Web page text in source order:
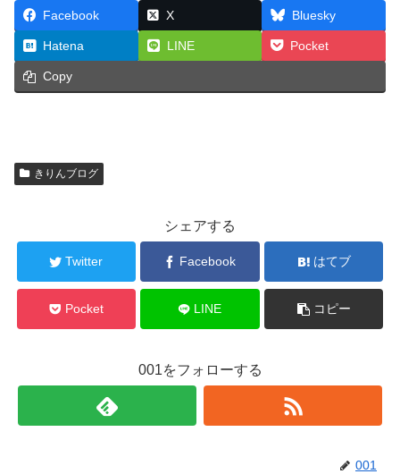
Facebook X Bluesky
Hatena LINE Pocket
Copy
きりんブログ
シェアする
Twitter Facebook はてブ
Pocket LINE コピー
001をフォローする
001